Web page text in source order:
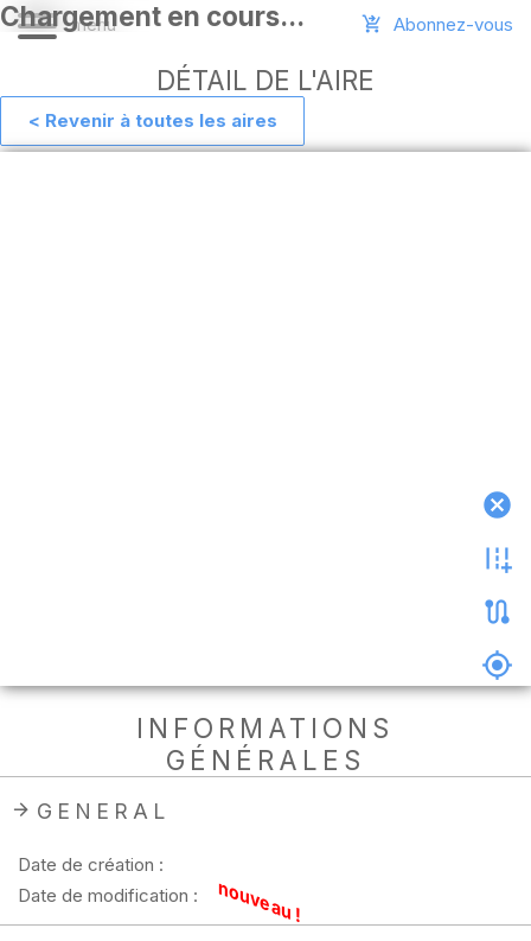
Aide
hors
ligne
Abonnez-vous
DÉTAIL DE L'AIRE
< Revenir à toutes les aires
INFORMATIONS
GÉNÉRALES
GENERAL
Date de création :
Date de modification :
nouveau !